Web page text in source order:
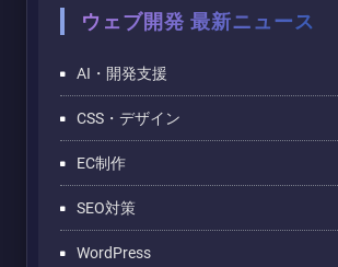
ウェブ開発 最新ニュース
AI・開発支援
CSS・デザイン
EC制作
SEO対策
WordPress